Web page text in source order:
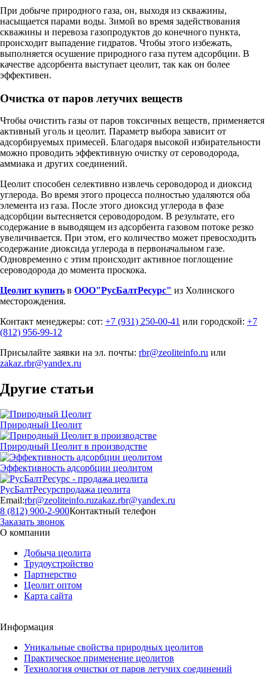
При добыче природного газа, он, выходя из скважины,
насыщается парами воды. Зимой во время задействования
скважины и перевоза газопродуктов до конечного пункта,
происходит выпадение гидратов. Чтобы этого избежать,
выполняется осушение природного газа путем адсорбции. В
качестве адсорбента выступает цеолит, так как он более
эффективен.
Очистка от паров летучих веществ
Чтобы очистить газы от паров токсичных веществ, применяется
активный уголь и цеолит. Параметр выбора зависит от
адсорбируемых примесей. Благодаря высокой избирательности
можно проводить эффективную очистку от сероводорода,
аммиака и других соединений.
Цеолит способен селективно извлечь сероводород и диоксид
углерода. Во время этого процесса полностью удаляются оба
элемента из газа. После этого диоксид углерода в фазе
адсорбции вытесняется сероводородом. В результате, его
содержание в выводящем из адсорбента газовом потоке резко
увеличивается. При этом, его количество может превосходить
содержание диоксида углерода в первоначальном газе.
Одновременно с этим происходит активное поглощение
сероводорода до момента проскока.
Цеолит купить в ООО"РусБалтРесурс" из Холинского
месторождения.
Контакт менеджеры: сот: +7 (931) 250-00-41 или городской: +7
(812) 956-99-12
Присылайте заявки на эл. почты: rbr@zeoliteinfo.ru или
zakaz.rbr@yandex.ru
Другие статьи
Природный Цеолит
Природный Цеолит в производстве
Эффективность адсорбции цеолитом
РусБалтРесурспродажа цеолита
Email:rbr@zeoliteinfo.ruzakaz.rbr@yandex.ru
8 (812) 900-2-900Контактный телефон
Заказать звонок
О компании
Добыча цeолита
Трудоустройство
Партнерство
Цеолит оптом
Карта сайта
Информация
Уникальные свойства природных цеолитов
Практическое применение цеолитов
Технология очистки от паров летучих соединений